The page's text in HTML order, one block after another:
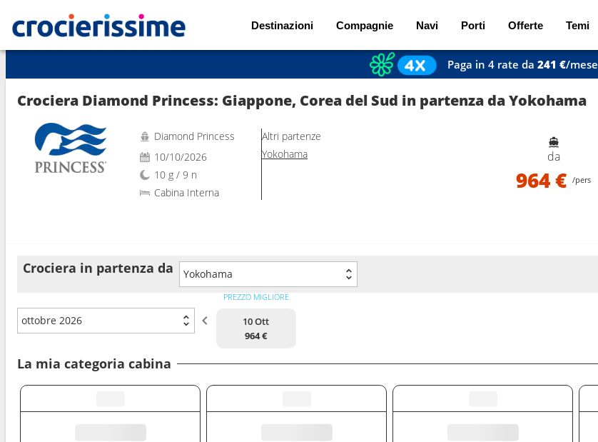
Destinazioni Compagnie Navi Porti Offerte Temi
Mostra le altre 44 foto
Paga in 4 rate da 241 €/mese
Crociera Diamond Princess: Giappone, Corea del Sud in partenza da Yokohama
Diamond Princess
10/10/2026
10 g / 9 n
Cabina Interna
Altri partenze
Yokohama
da
964 € /pers
Crociera in partenza da Yokohama
ottobre 2026
PREZZO MIGLIORE
10 Ott
964 €
La mia categoria cabina